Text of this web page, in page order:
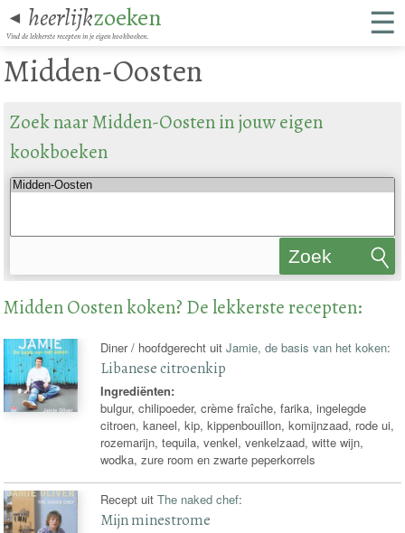
◄ heerlijkzoeken
Vind de lekkerste recepten in je eigen kookboeken. ☰
Midden-Oosten
Zoek naar Midden-Oosten in jouw eigen
kookboeken
Zoek
Midden Oosten koken? De lekkerste recepten:
Diner / hoofdgerecht uitJamie, de basis van het koken:
Libanese citroenkip
Ingrediënten:
bulgur, chilipoeder, crème fraîche, farika, ingelegde
citroen, kaneel, kip, kippenbouillon, komijnzaad, rode ui,
rozemarijn, tequila, venkel, venkelzaad, witte wijn,
wodka, zure room en zwarte peperkorrels
Recept uitThe naked chef:
Mijn minestrome